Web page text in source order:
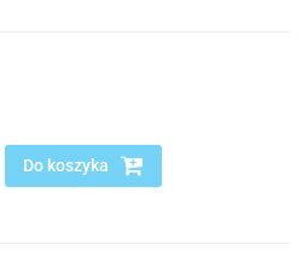
Do koszyka